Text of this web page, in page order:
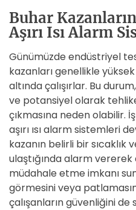
Buhar
Aşırı Isı Alarm
Günümüzde endüstriyel
kazanları genellikle
altında çalışırlar. Bu
ve potansiyel olarak
çıkmasına neden olabilir.
aşırı ısı alarm sistemleri
kazanın belirli bir sıcaklık
ulaştığında alarm
müdahale etme imkanı
görmesini veya
çalışanların güvenliğini de